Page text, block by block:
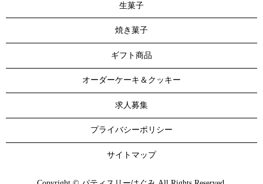
生菓子
焼き菓子
ギフト商品
オーダーケーキ＆クッキー
求人募集
プライバシーポリシー
サイトマップ